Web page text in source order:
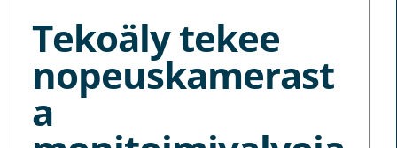
Tekoäly tekee
nopeuskamerast
a